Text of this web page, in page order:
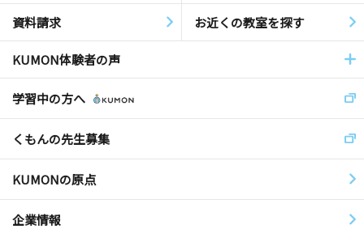
資料請求 お近くの教室を探す
KUMON体験者の声
学習中の方へ
くもんの先生募集
KUMONの原点
企業情報